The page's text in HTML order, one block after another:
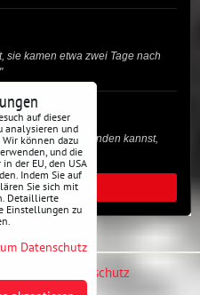
sie kamen etwa zwei Tage nach
Drift-Auto verwenden kannst,
zum Datenschutz
auf dieser
analysieren und
können dazu
und die
der EU, den USA
Indem Sie auf
Sie sich mit
Detaillierte
Einstellungen zu
Datenschutz